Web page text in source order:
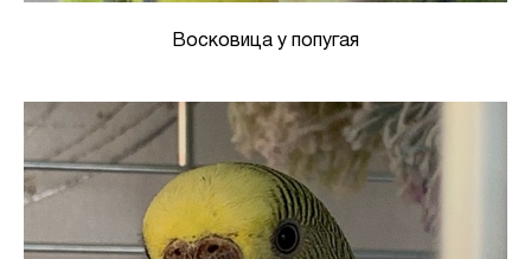
Восковица у попугая